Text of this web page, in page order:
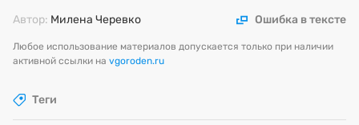
Автор: Милена Черевко Ошибка в тексте
Любое использование материалов допускается только при наличии
активной ссылки на vgoroden.ru
Теги